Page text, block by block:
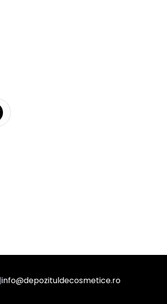
info@depozituldecosmetice.ro